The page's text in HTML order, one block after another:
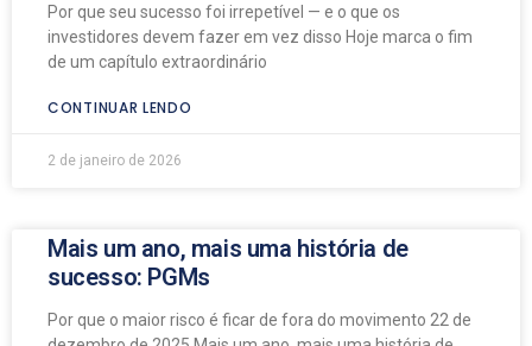
Por que seu sucesso foi irrepetível — e o que os
investidores devem fazer em vez disso Hoje marca o fim
de um capítulo extraordinário
CONTINUAR LENDO
2 de janeiro de 2026
Mais um ano, mais uma história de
sucesso: PGMs
Por que o maior risco é ficar de fora do movimento 22 de